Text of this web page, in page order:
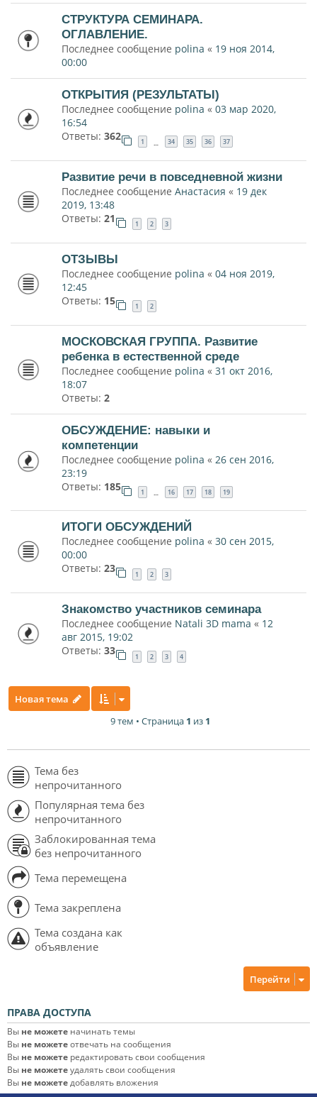
СТРУКТУРА СЕМИНАРА.
ОГЛАВЛЕНИЕ.
Последнее сообщение polina « 19 ноя 2014,
00:00
ОТКРЫТИЯ (РЕЗУЛЬТАТЫ)
Последнее сообщение polina « 03 мар 2020,
16:54
Ответы: 362 1 … 34 35 36 37
Развитие речи в повседневной жизни
Последнее сообщение Анастасия « 19 дек
2019, 13:48
Ответы: 21 1 2 3
ОТЗЫВЫ
Последнее сообщение polina « 04 ноя 2019,
12:45
Ответы: 15 1 2
МОСКОВСКАЯ ГРУППА. Развитие
ребенка в естественной среде
Последнее сообщение polina « 31 окт 2016,
18:07
Ответы: 2
ОБСУЖДЕНИЕ: навыки и
компетенции
Последнее сообщение polina « 26 сен 2016,
23:19
Ответы: 185 1 … 16 17 18 19
ИТОГИ ОБСУЖДЕНИЙ
Последнее сообщение polina « 30 сен 2015,
00:00
Ответы: 23 1 2 3
Знакомство участников семинара
Последнее сообщение Natali 3D mama « 12
авг 2015, 19:02
Ответы: 33 1 2 3 4
Новая тема
9 тем • Страница 1 из 1
Тема без
непрочитанного
Популярная тема без
непрочитанного
Заблокированная тема
без непрочитанного
Тема перемещена
Тема закреплена
Тема создана как
объявление
Перейти
ПРАВА ДОСТУПА
Вы не можете начинать темы
Вы не можетеотвечать на сообщения
Вы не можете редактировать свои сообщения
Вы не можетеудалять свои сообщения
Вы не можетедобавлять вложения